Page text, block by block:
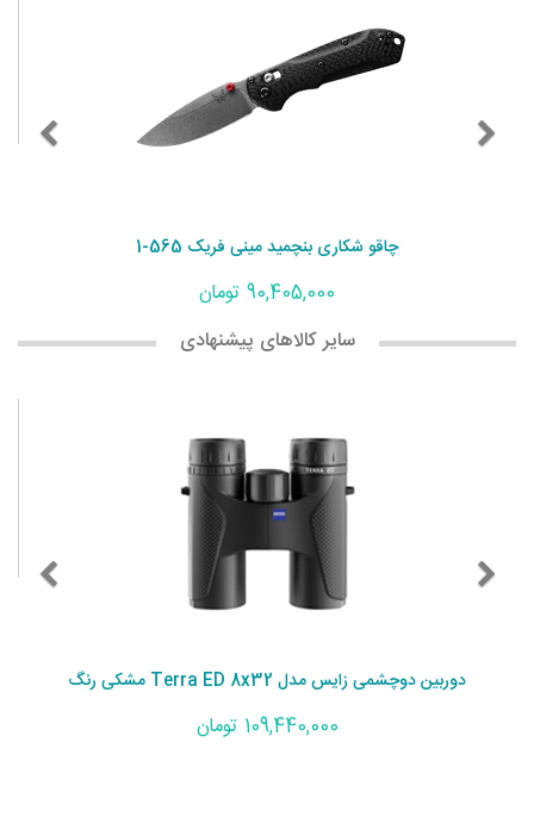
چاقو شکاری بنچمید مینی فریک 565-1
90,405,000 تومان
سایر کالاهای پیشنهادی
دوربین دوچشمی زایس مدل Terra ED 8x32 مشکی رنگ
109,440,000 تومان